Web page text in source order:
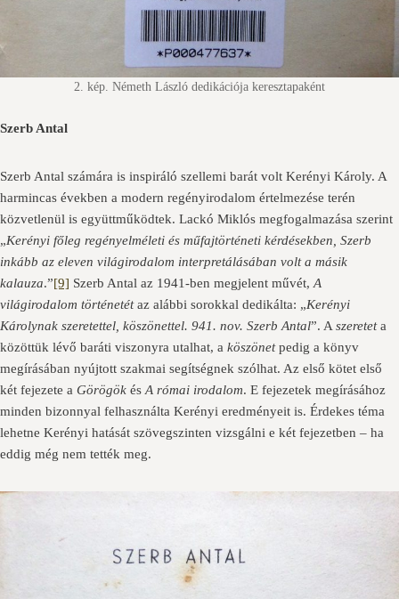
2. kép. Németh László dedikációja keresztapaként
Szerb Antal
Szerb Antal számára is inspiráló szellemi barát volt Kerényi Károly. A
harmincas években a modern regényirodalom értelmezése terén
közvetlenül is együttműködtek. Lackó Miklós megfogalmazása szerint
„Kerényi főleg regényelméleti és műfajtörténeti kérdésekben, Szerb
inkább az eleven világirodalom interpretálásában volt a másik
kalauza.”[9] Szerb Antal az 1941-ben megjelent művét, A
világirodalom történetétaz alábbi sorokkal dedikálta: „Kerényi
Károlynak szeretettel, köszönettel. 941. nov. Szerb Antal”. A szereteta
közöttük lévő baráti viszonyra utalhat, a köszönetpedig a könyv
megírásában nyújtott szakmai segítségnek szólhat. Az első kötet első
két fejezete a Görögök és A római irodalom. E fejezetek megírásához
minden bizonnyal felhasználta Kerényi eredményeit is. Érdekes téma
lehetne Kerényi hatását szövegszinten vizsgálni e két fejezetben – ha
eddig még nem tették meg.